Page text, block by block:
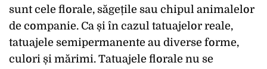
sunt cele florale, săgețile sau chipul animalelor
de companie. Ca și în cazul tatuajelor reale,
tatuajele semipermanente au diverse forme,
culori și mărimi. Tatuajele florale nu se